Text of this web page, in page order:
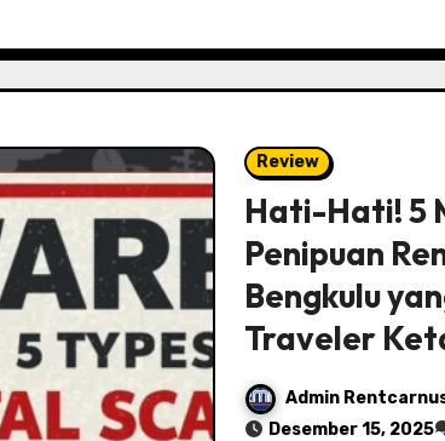
Review
Hati-Hati! 5
Penipuan
Bengkulu
Traveler
Admin
Desember 15, 2025